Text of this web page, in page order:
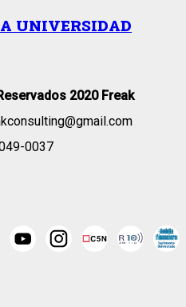
UNIVERSIDAD
2020 Freak
0037